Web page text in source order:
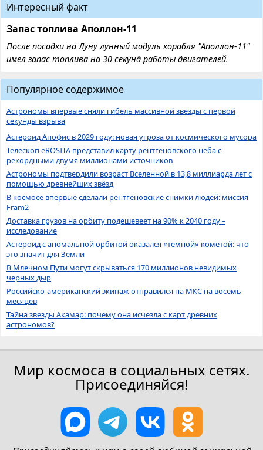
Интересный факт
Запас топлива Аполлон-11
После посадки на Луну лунный модуль корабля "Аполлон-11"
имел запас топлива на 30 секунд работы двигателей.
Популярное содержимое
Астрономы впервые сняли гибель массивной звезды с первой
секунды взрыва
Астероид Апофис в 2029 году: новая угроза от космического мусора
Телескоп eROSITA представил карту рентгеновского неба с
рекордными двумя миллионами источников
Астрономы подтвердили возраст Вселенной в 13,8 миллиарда лет с
помощью древнейших звёзд
В космосе впервые сделали рентгеновские снимки людей: миссия
Fram2
Доставка грузов на орбиту подешевеет на 90% к 2040 году –
исследование
Астероид с аномальной орбитой оказался «темной» кометой: что
это значит для Земли
В Млечном Пути могут скрываться 170 миллионов невидимых
черных дыр
Российско-американский экипаж отправился на МКС на восемь
месяцев
Тайна звезды Акамар: почему она исчезла с карт древних
астрономов?
Мир космоса в социальных сетях.
Присоединяйся!